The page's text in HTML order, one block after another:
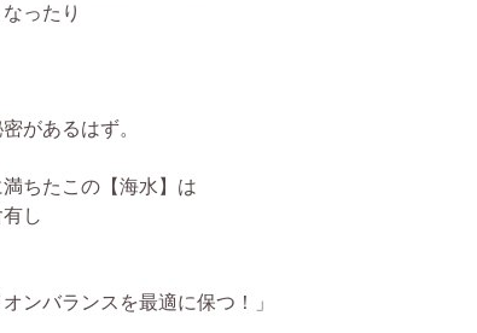
ったり
があるはず。
ちたこの【海水】は
し
ンバランスを最適に保つ！」